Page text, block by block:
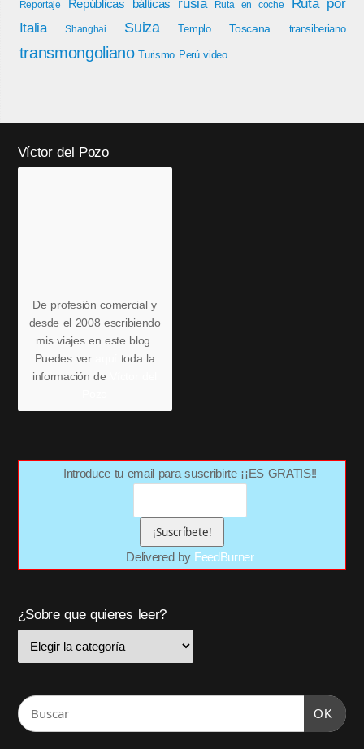
Reportaje Repúblicas bálticas Ruta en coche
Italia
Shanghai Suiza Templo Toscana transiberiano
transmongoliano Turismo Perú video
Víctor del Pozo
De profesión comercial y
desde el 2008 escribiendo
mis viajes en este blog.
Puedes ver
toda la
información de
Introduce tu email para suscribirte ¡¡ES GRATIS!!
Delivered by FeedBurner
¿Sobre que quieres leer?
OK